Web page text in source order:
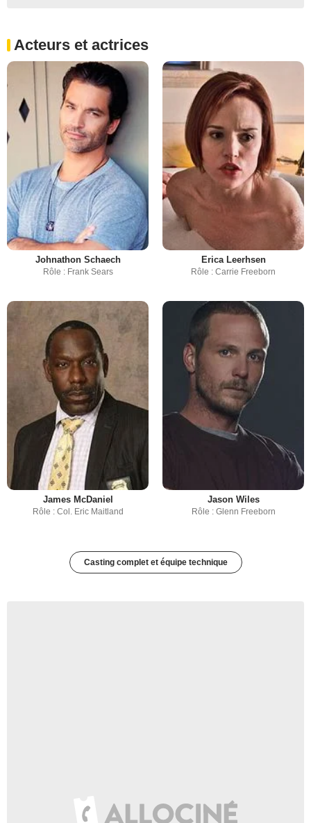
Acteurs et actrices
Johnathon Schaech
Rôle : Frank Sears
Erica Leerhsen
Rôle : Carrie Freeborn
James McDaniel
Rôle : Col. Eric Maitland
Jason Wiles
Rôle : Glenn Freeborn
Casting complet et équipe technique